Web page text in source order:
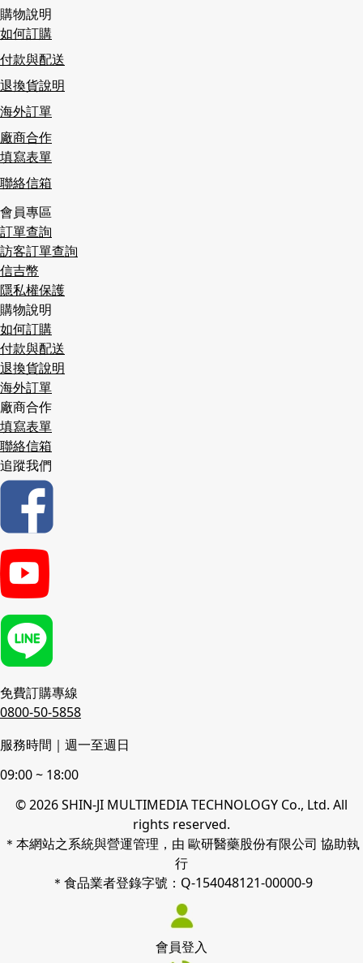
購物說明
如何訂購
付款與配送
退換貨說明
海外訂單
廠商合作
填寫表單
聯絡信箱
會員專區
訂單查詢
訪客訂單查詢
信吉幣
隱私權保護
購物說明
如何訂購
付款與配送
退換貨說明
海外訂單
廠商合作
填寫表單
聯絡信箱
追蹤我們
免費訂購專線
0800-50-5858
服務時間｜週一至週日
09:00 ~ 18:00
© 2026 SHIN-JI MULTIMEDIA TECHNOLOGY Co., Ltd. All
rights reserved.
＊本網站之系統與營運管理，由 歐研醫藥股份有限公司 協助執
行
＊食品業者登錄字號：Q-154048121-00000-9
會員登入